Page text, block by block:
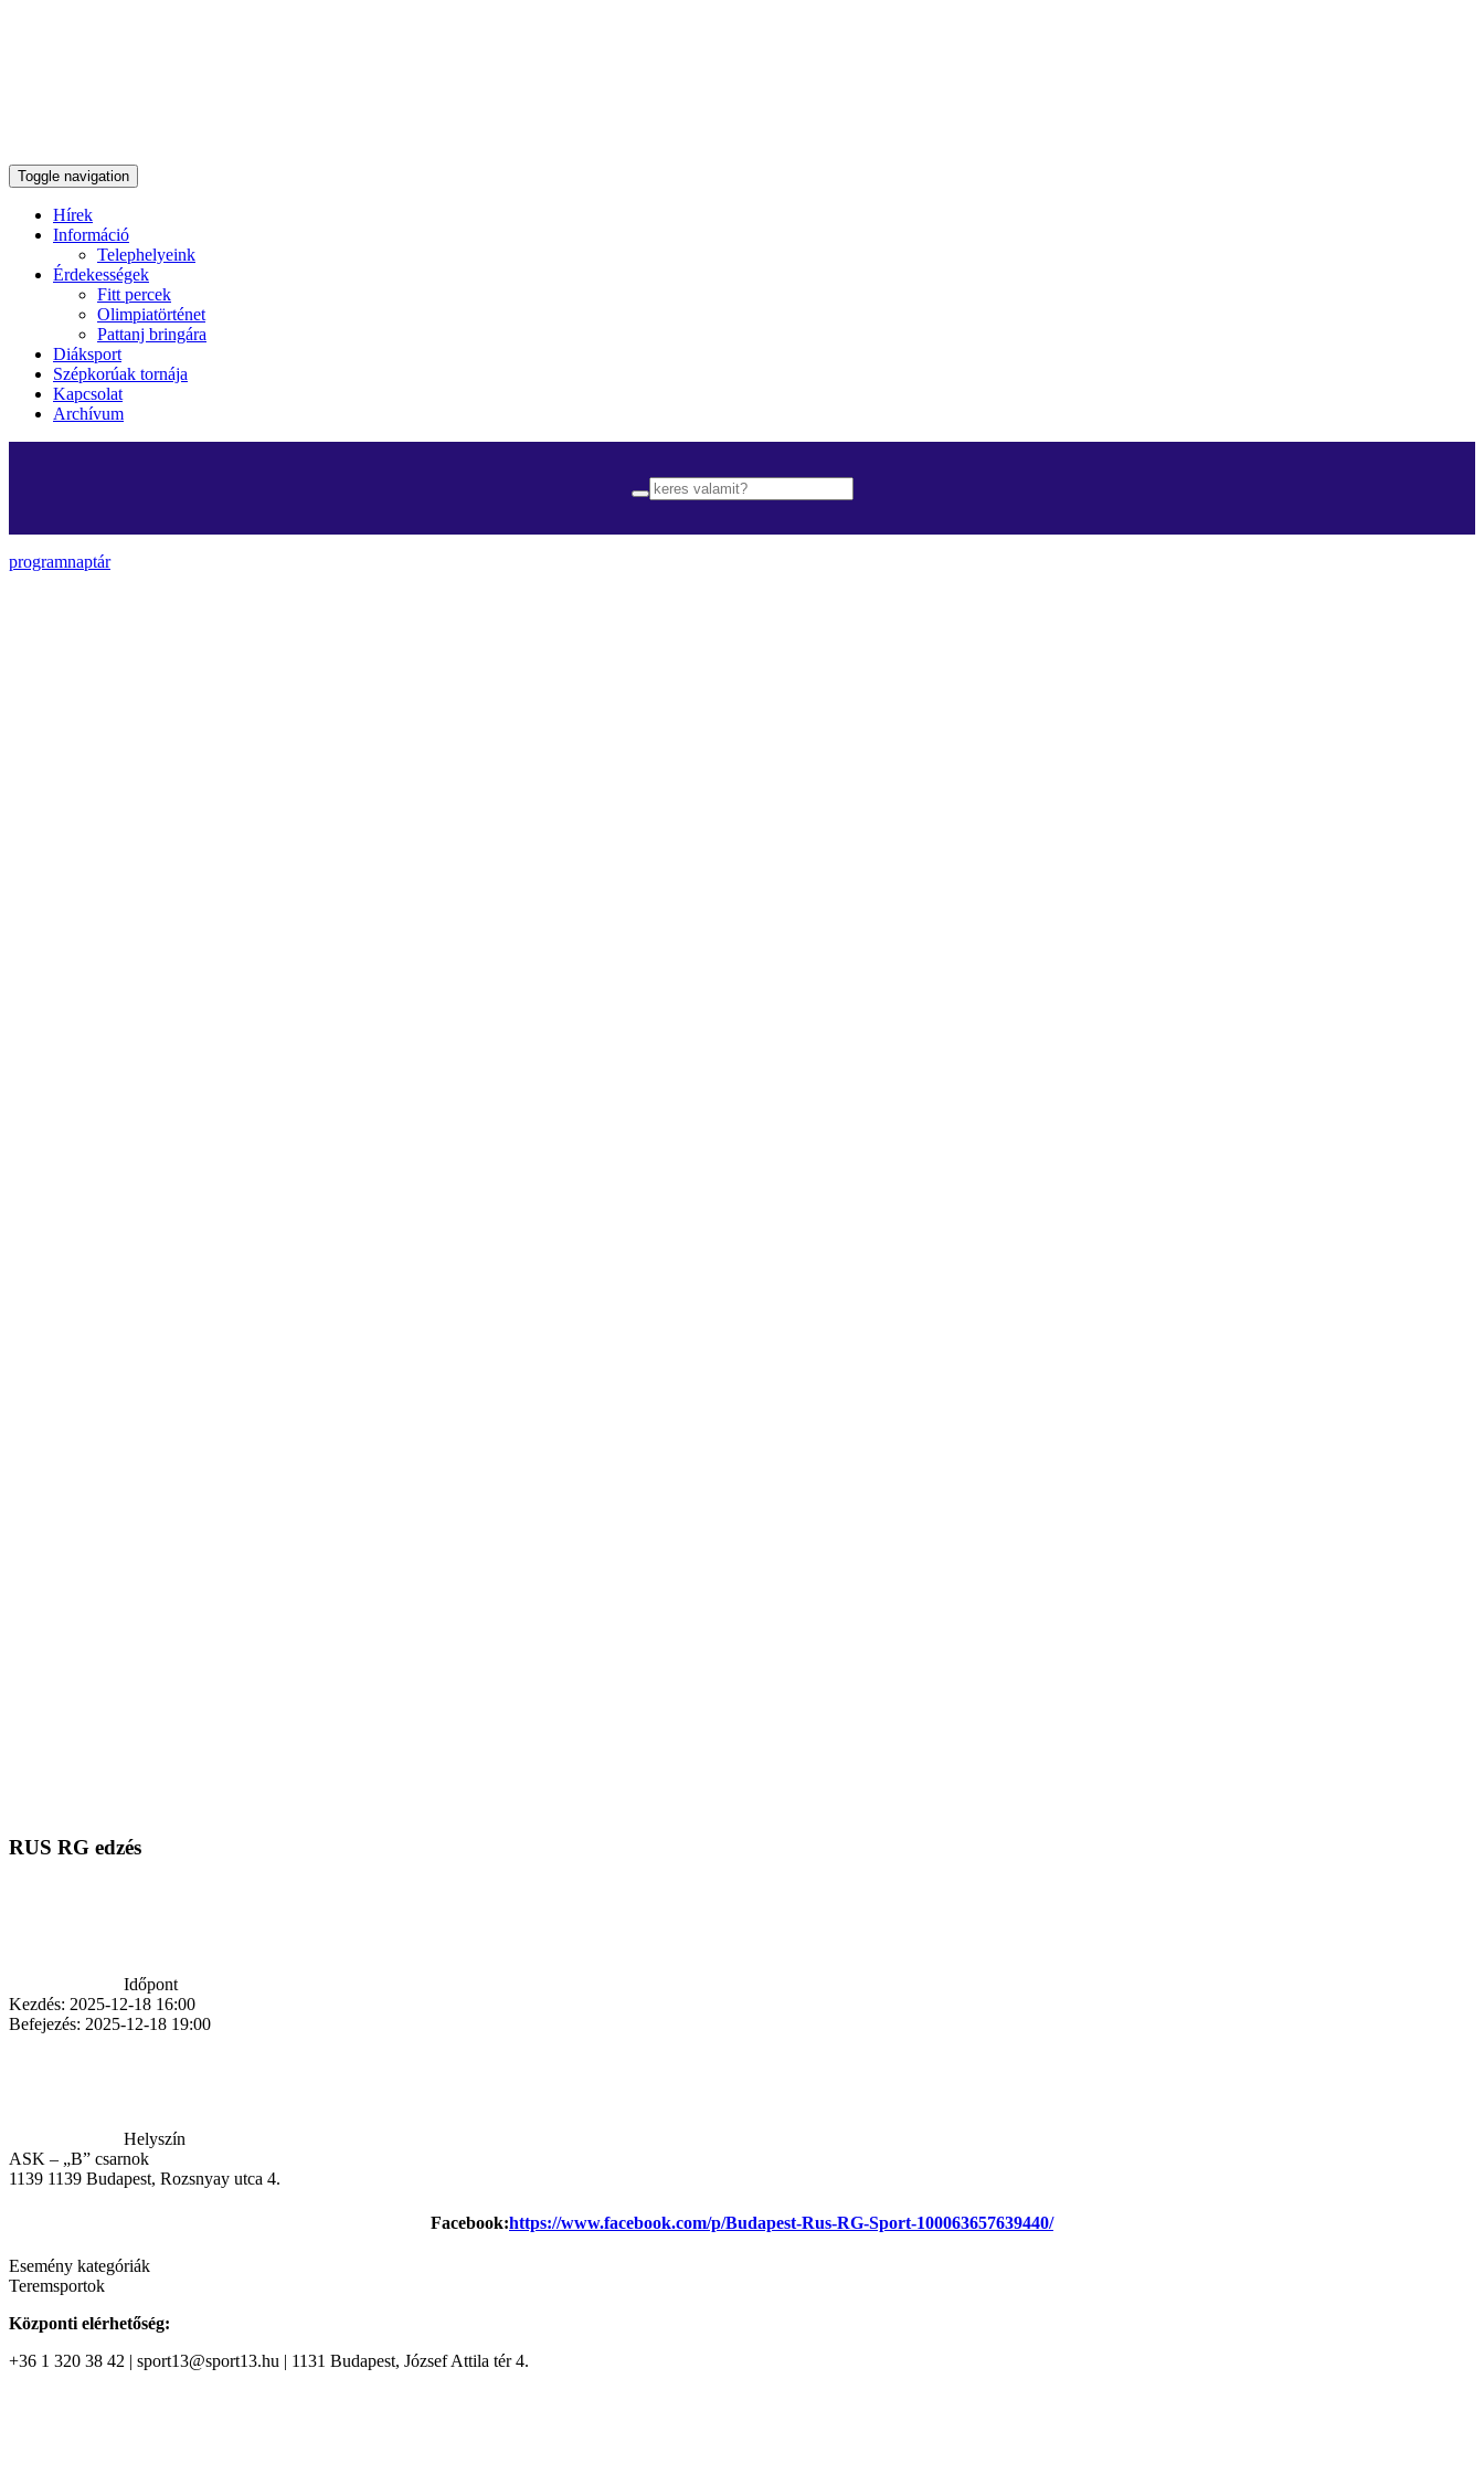
Toggle navigation
Hírek
Információ
Telephelyeink
Érdekességek
Fitt percek
Olimpiatörténet
Pattanj bringára
Diáksport
Szépkorúak tornája
Kapcsolat
Archívum
programnaptár
RUS RG edzés
Időpont
Kezdés: 2025-12-18 16:00
Befejezés: 2025-12-18 19:00
Helyszín
ASK – „B” csarnok
1139 1139 Budapest, Rozsnyay utca 4.
Facebook:https://www.facebook.com/p/Budapest-Rus-RG-Sport-100063657639440/
Esemény kategóriák
Teremsportok
Központi elérhetőség:
+36 1 320 38 42 | sport13@sport13.hu | 1131 Budapest, József Attila tér 4.